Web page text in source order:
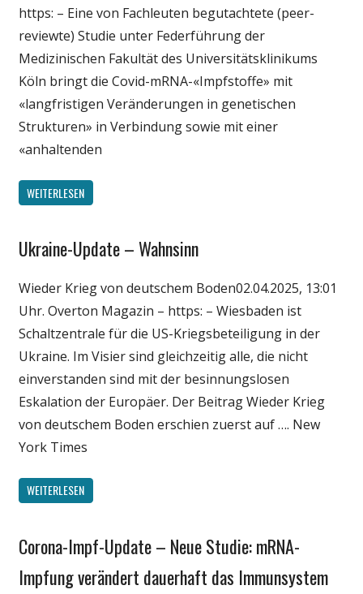
https: – Eine von Fachleuten begutachtete (peer-
reviewte) Studie unter Federführung der
Medizinischen Fakultät des Universitätsklinikums
Köln bringt die Covid-mRNA-«Impfstoffe» mit
«langfristigen Veränderungen in genetischen
Strukturen» in Verbindung sowie mit einer
«anhaltenden
WEITERLESEN
Gesellschaft
Politik
Wirtschaft
Wissenschaft
Ukraine-Update – Wahnsinn
Wieder Krieg von deutschem Boden02.04.2025, 13:01
Uhr. Overton Magazin – https: – Wiesbaden ist
Schaltzentrale für die US-Kriegsbeteiligung in der
Ukraine. Im Visier sind gleichzeitig alle, die nicht
einverstanden sind mit der besinnungslosen
Eskalation der Europäer. Der Beitrag Wieder Krieg
von deutschem Boden erschien zuerst auf …. New
York Times
WEITERLESEN
Gesellschaft
Politik
Corona-Impf-Update – Neue Studie: mRNA-
Impfung verändert dauerhaft das Immunsystem